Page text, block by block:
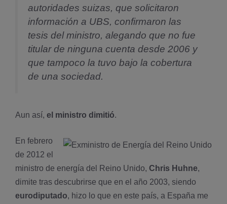
autoridades suizas, que solicitaron
información a UBS, confirmaron las
tesis del ministro, alegando que no fue
titular de ninguna cuenta desde 2006 y
que tampoco la tuvo bajo la cobertura
de una sociedad.
Aun así­, el ministro dimitió.
En febrero
de 2012 el
ministro de energía del Reino Unido, Chris Huhne,
dimite tras descubrirse que en el año 2003, siendo
eurodiputado, hizo lo que en este país, a España me